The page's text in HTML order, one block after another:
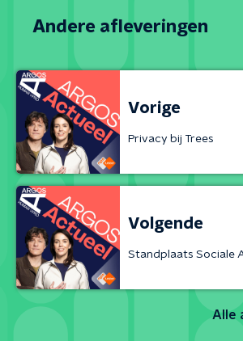
Andere afleveringen
Vorige
Privacy bij Trees
Volgende
Standplaats Sociale
Alle